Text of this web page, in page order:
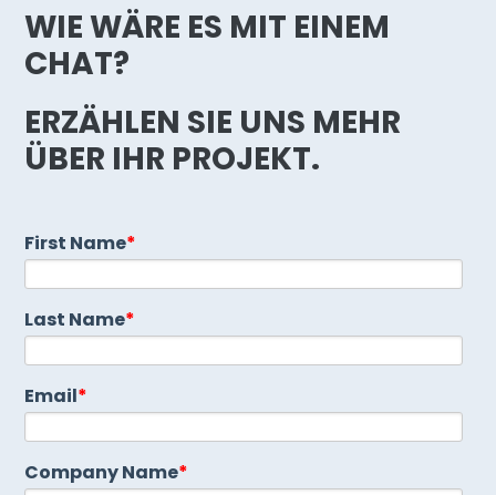
WIE WÄRE ES MIT EINEM
CHAT?
ERZÄHLEN SIE UNS MEHR
ÜBER IHR PROJEKT.
First Name*
Last Name*
Email*
Company Name*